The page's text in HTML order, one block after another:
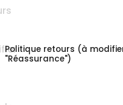
Politique retours (à
"Réassurance")